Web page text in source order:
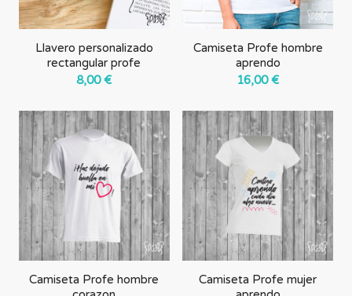
Llavero personalizado
rectangular profe
8,00€
Camiseta Profe hombre
aprendo
16,00€
Camiseta Profe hombre
Camiseta Profe mujer